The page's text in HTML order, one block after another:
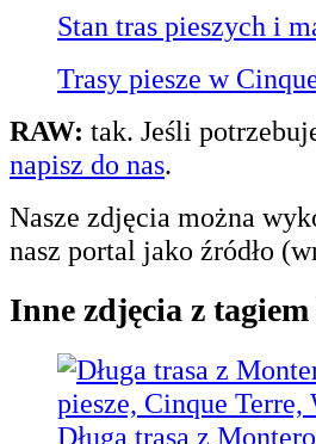
Stan tras pieszych i
Trasy piesze w
RAW: tak. Jeśli
napisz do nas.
Nasze zdjęcia można
nasz portal jako źródło
Inne zdjęcia z tagiem
Długa trasa z